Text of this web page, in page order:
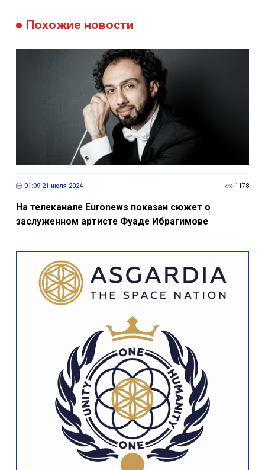
Похожие новости
01:09 21 июля 2024 1178
На телеканале Euronews показан сюжет о
заслуженном артисте Фуаде Ибрагимове